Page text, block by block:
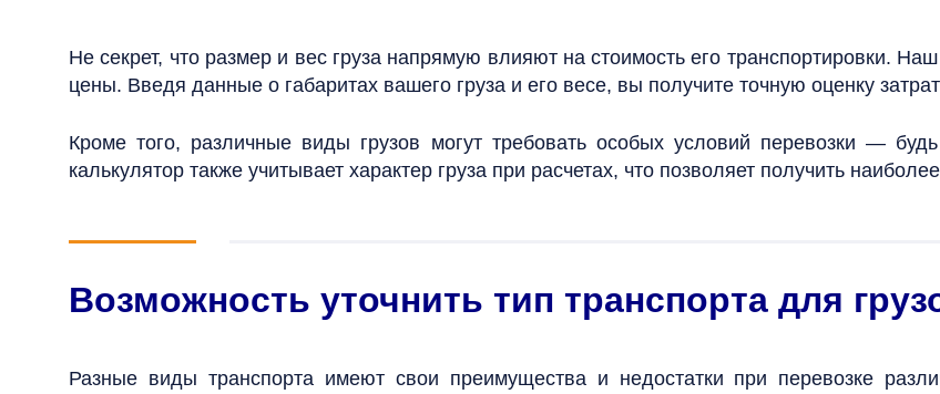
Не секрет, что размер и вес груза напрямую влияют на стоимость его транспортировки.
цены. Введя данные о габаритах вашего груза и его весе, вы получите точную оценку
Кроме того, различные виды грузов могут требовать особых условий перевозки —
калькулятор также учитывает характер груза при расчетах, что позволяет получить
Возможность уточнить тип транспорта для
Разные виды транспорта имеют свои преимущества и недостатки при перевозке